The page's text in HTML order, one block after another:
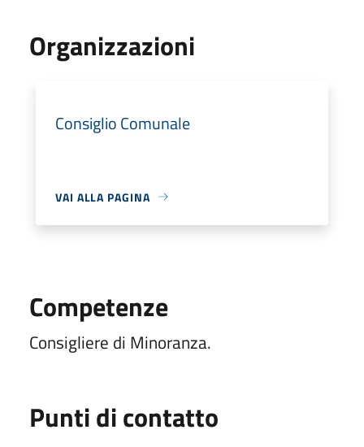
Organizzazioni
Consiglio Comunale
VAI ALLA PAGINA
Competenze
Consigliere di Minoranza.
Punti di contatto